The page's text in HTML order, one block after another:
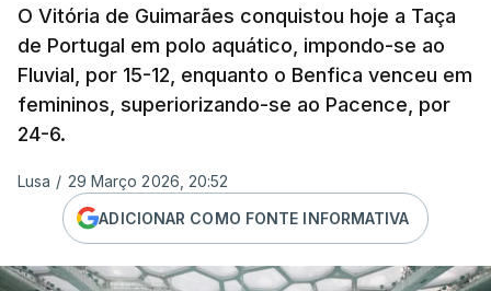
O Vitória de Guimarães conquistou hoje a Taça
de Portugal em polo aquático, impondo-se ao
Fluvial, por 15-12, enquanto o Benfica venceu em
femininos, superiorizando-se ao Pacence, por
24-6.
Lusa / 29 Março 2026, 20:52
ADICIONAR COMO FONTE INFORMATIVA